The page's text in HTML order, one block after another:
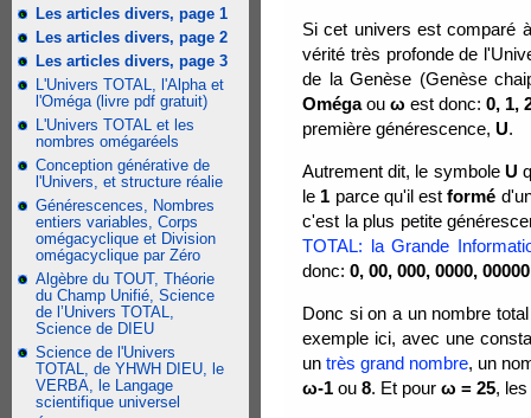
Les articles divers, page 1
Les articles divers, page 2
Les articles divers, page 3
L'Univers TOTAL, l'Alpha et
l'Oméga (livre pdf gratuit)
L'Univers TOTAL et les
nombres omégaréels
Conception générative de
l'Univers, et structure réalie
Générescences, Nombres
entiers variables, Corps
omégacyclique et Division
omégacyclique par Zéro
Algèbre du TOUT, Théorie
du Champ Unifié, Science
de l’Univers TOTAL,
Science de DIEU
Science de l'Univers
TOTAL, de YHWH DIEU, le
VERBA, le Langage
scientifique universel
Si cet univers est comparé
vérité très profonde de
de la Genèse (Genèse
Omégaouω est donc:0, 1,
première générescence, U.
Autrement dit, le symbole U
le 1 parce qu'il estformé
c'est la plus petite
TOTAL: la Grande
donc: 0, 00, 000, 0000,
Donc si on a un nombre
exemple ici, avec une
un très grand nombre, un
ω-1 ou 8. Et pour ω = 25,